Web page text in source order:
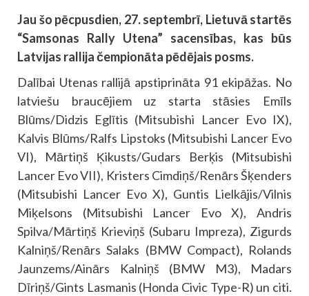
Jau šo pēcpusdien, 27. septembrī, Lietuvā startēs
“Samsonas Rally Utena” sacensības, kas būs
Latvijas rallija čempionāta pēdējais posms.
Dalībai Utenas rallijā apstiprināta 91 ekipāžas. No
latviešu braucējiem uz starta stāsies Emīls
Blūms/Didzis Eglītis (Mitsubishi Lancer Evo IX),
Kalvis Blūms/Ralfs Lipstoks (Mitsubishi Lancer Evo
VI), Mārtiņš Ķikusts/Gudars Berķis (Mitsubishi
Lancer Evo VII), Kristers Cimdiņš/Renārs Šķenders
(Mitsubishi Lancer Evo X), Guntis Lielkājis/Vilnis
Miķelsons (Mitsubishi Lancer Evo X), Andris
Spilva/Mārtiņš Krieviņš (Subaru Impreza), Zigurds
Kalniņš/Renārs Salaks (BMW Compact), Rolands
Jaunzems/Ainārs Kalniņš (BMW M3), Madars
Dīriņš/Gints Lasmanis (Honda Civic Type-R) un citi.